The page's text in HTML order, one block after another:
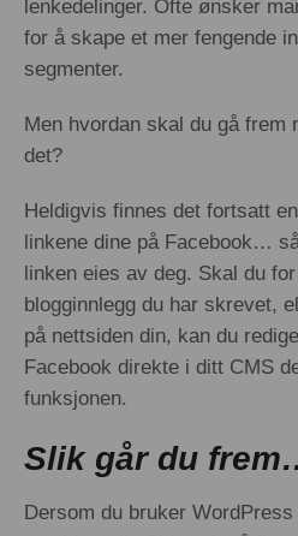
lenkedelinger. Ofte ønsker
for å skape et mer fengende
segmenter.
Men hvordan skal du gå frem
det?
Heldigvis finnes det fortsatt
linkene dine på Facebook…
linken eies av deg. Skal du
blogginnlegg du har skrevet,
på nettsiden din, kan du
Facebook direkte i ditt CMS
funksjonen.
Slik går du
Dersom du bruker